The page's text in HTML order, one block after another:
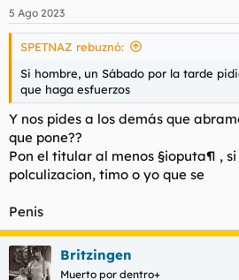
e
s
5 Ago 2023
SPETNAZ rebuznó:
Si hombre, un Sábado por la tarde
que haga esfuerzos
Y nos pides a los demás que
que pone??
Pon el titular al menos §ioputa¶ ,
polculizacion, timo o yo que se
Penis
Britzingen
Muerto por dentro+